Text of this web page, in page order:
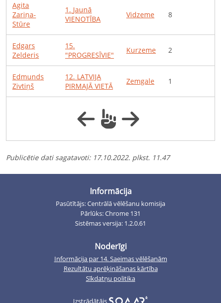
Agita
Zariņa-
Stūre
1 . Jaunā
VIENOTĪBA
Vidzeme 8
Edgars
Zelderis
15.
"PROGRESĪVIE"
Kurzeme 2
Edmunds
Zivtiņš
12. LATVIJA
PIRMAJĀ VIETĀ
Zemgale 1
Publicētie dati sagatavoti: 17.10.2022. plkst. 11.47
Izstrādātājs
Informācija
Pasūtītājs: Centrālā vēlēšanu komisija
Pārlūks: Chrome 131
Sistēmas versija: 1.2.0.61
Noderīgi
Informācija par 14. Saeimas vēlēšanām
Rezultātu aprēķināšanas kārtība
Sīkdatņu politika